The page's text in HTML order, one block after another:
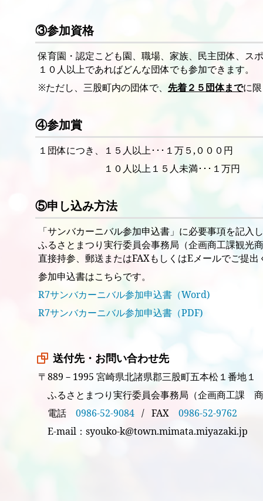
③参加資格
保育園・認定こども園、職場、家族、民主団体、ス
１０人以上であればどんな団体でも参加できます。
※ただし、三股町内の団体で、 先着２５団体までに
④参加賞
１団体につき、１５人以上･･･１万５,０００円
１０人以上１５人未満･･･１万円
⑤申し込み方法
「サンバカーニバル参加申込書」に必要事項を記入
ふるさとまつり実行委員会事務局（企画商工課観光
直接持参、郵送またはFAXもしくはEメールでご提出
参加申込書はこちらです。
R7サンバカーニバル参加申込書（Word)
R7サンバカーニバル参加申込書（PDF)
送付先・お問い合わせ先
〒889－1995 宮崎県北諸県郡三股町五本松１番地１
ふるさとまつり実行委員会事務局（企画商工課
電話 0986-52-9084 / FAX 0986-52-9762
E-mail： syouko-k@town.mimata.miyazaki.jp